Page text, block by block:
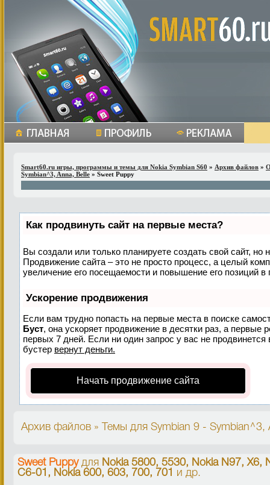
Smart60.ru игры, программы и темы для Nokia Symbian S60 » Архив файлов »
Symbian^3, Anna, Belle » Sweet Puppy
Как продвинуть сайт на первые места?
Вы создали или только планируете создать свой сайт, но
Продвижение сайта – это не просто процесс, а целый
увеличение его посещаемости и повышение его позиций в
Ускорение продвижения
Если вам трудно попасть на первые места в поиске
Буст, она ускоряет продвижение в десятки раз, а первые
первых 7 дней. Если ни один запрос у вас не
бустер вернут деньги.
Начать продвижение сайта
Архив файлов » Темы для Symbian 9 - Symbian^3,
Sweet Puppy для Nokia 5800, 5530, Nokia N97, X6,
C6-01, Nokia 600, 603, 700, 701
и др.